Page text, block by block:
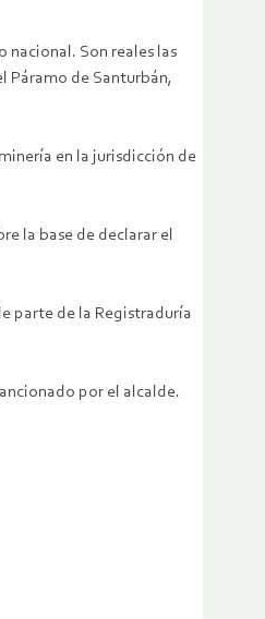
nacional. Son reales las
Páramo de Santurbán,
en la jurisdicción de
la base de declarar el
parte de la Registraduría
por el alcalde.